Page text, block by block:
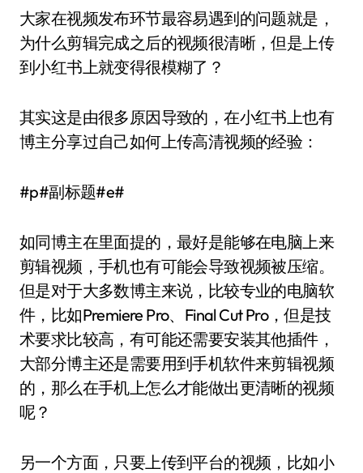
大家在视频发布环节最容易遇到的问题就是，
为什么剪辑完成之后的视频很清晰，但是上传
到小红书上就变得很模糊了？
其实这是由很多原因导致的，在小红书上也有
博主分享过自己如何上传高清视频的经验：
#p#副标题#e#
如同博主在里面提的，最好是能够在电脑上来
剪辑视频，手机也有可能会导致视频被压缩。
但是对于大多数博主来说，比较专业的电脑软
件，比如Premiere Pro、Final Cut Pro，但是技
术要求比较高，有可能还需要安装其他插件，
大部分博主还是需要用到手机软件来剪辑视频
的，那么在手机上怎么才能做出更清晰的视频
呢？
另一个方面，只要上传到平台的视频，比如小